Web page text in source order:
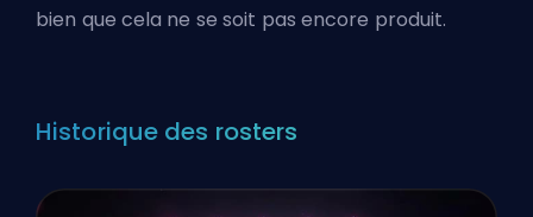
bien que cela ne se soit pas encore produit.
Historique des rosters